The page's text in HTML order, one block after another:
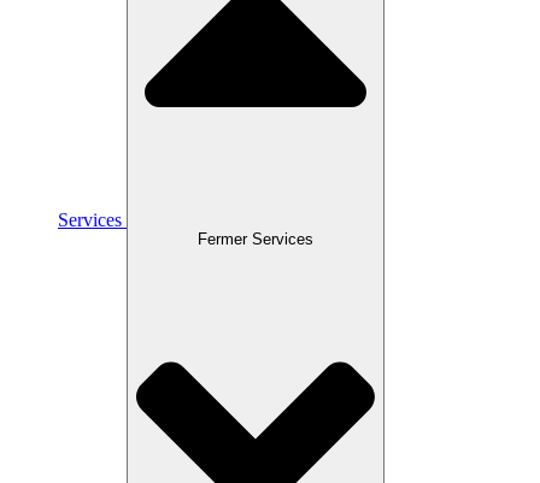
Services
Fermer Services